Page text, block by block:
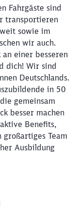
Fahrgäste sind
transportieren
sowie im
wir auch.
einer besseren
dich! Wir sind
Deutschlands.
in 50
gemeinsam
besser machen
Benefits,
großartiges Team
Ausbildung